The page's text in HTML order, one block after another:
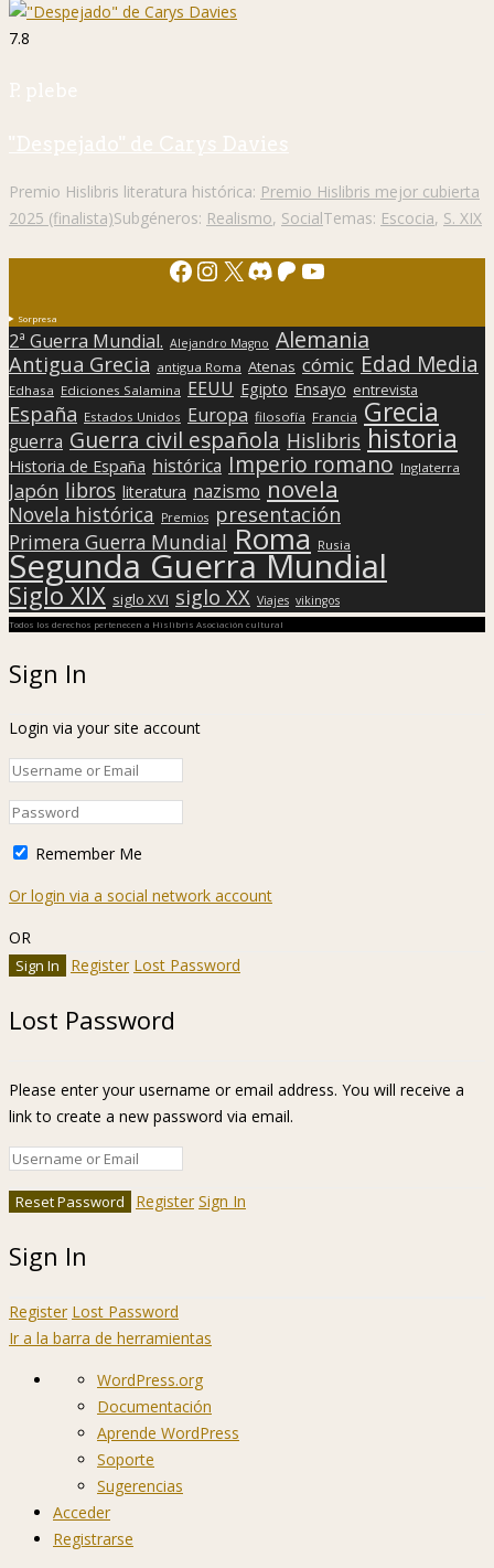
7.8
P. plebe
"Despejado" de Carys Davies
Premio Hislibris literatura histórica: Premio Hislibris mejor cubierta
2025 (finalista)Subgéneros: Realismo, SocialTemas: Escocia, S. XIX
Facebook
Instagram
X Discord
Patreon
YouTube
Sorpresa
2ª Guerra Mundial. Alejandro Magno Alemania
Antigua Grecia antigua Roma Atenas cómic Edad Media
Edhasa Ediciones Salamina EEUU Egipto Ensayo entrevista
España Estados Unidos Europa filosofía Francia Grecia
guerra Guerra civil española Hislibris historia
Historia de España histórica Imperio romano Inglaterra
Japón libros literatura nazismo novela
Novela histórica Premios presentación
Primera Guerra Mundial Roma Rusia
Segunda Guerra Mundial
Siglo XIX siglo XVI siglo XX Viajes vikingos
Todos los derechos pertenecen a Hislibris Asociación cultural
Sign In
Login via your site account
Remember Me
Or login via a social network account
OR
Register Lost Password
Lost Password
Please enter your username or email address. You will receive a
link to create a new password via email.
Register Sign In
Sign In
Register Lost Password
Ir a la barra de herramientas
Acerca
WordPress
WordPress.org
Documentación
Aprende WordPress
Soporte
Sugerencias
Acceder
Registrarse